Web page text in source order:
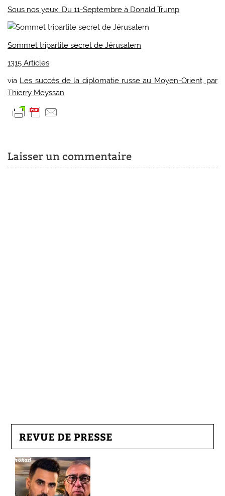
Sous nos yeux. Du 11-Septembre à Donald Trump
Sommet tripartite secret de Jérusalem
1315 Articles
via Les succès de la diplomatie russe au Moyen-Orient, par
Thierry Meyssan
Laisser un commentaire
REVUE DE PRESSE